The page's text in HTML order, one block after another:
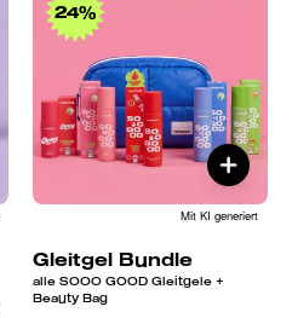
24%
Mit KI generiert
Gleitgel Bundle
alle SOOO GOOD Gleitgele +
Beauty Bag